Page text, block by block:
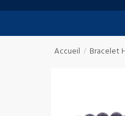
Accueil / Bracelet